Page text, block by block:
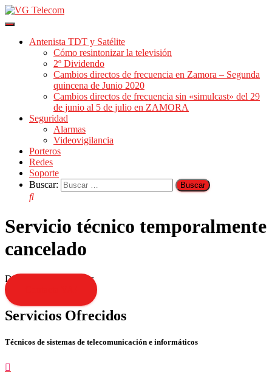
Cambiar
navegación
Antenista TDT y Satélite
Cómo resintonizar la televisión
2º Dividendo
Cambios directos de frecuencia en Zamora – Segunda
quincena de Junio 2020
Cambios directos de frecuencia sin «simulcast» del 29
de junio al 5 de julio en ZAMORA
Seguridad
Alarmas
Videovigilancia
Porteros
Redes
Soporte
Buscar:
Servicio técnico temporalmente
cancelado
Disculpen las molestias
Servicios Ofrecidos
Técnicos de sistemas de telecomunicación e informáticos